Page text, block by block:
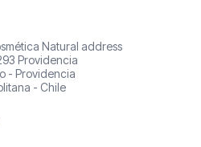
Natural address
Providencia
- Providencia
- Chile